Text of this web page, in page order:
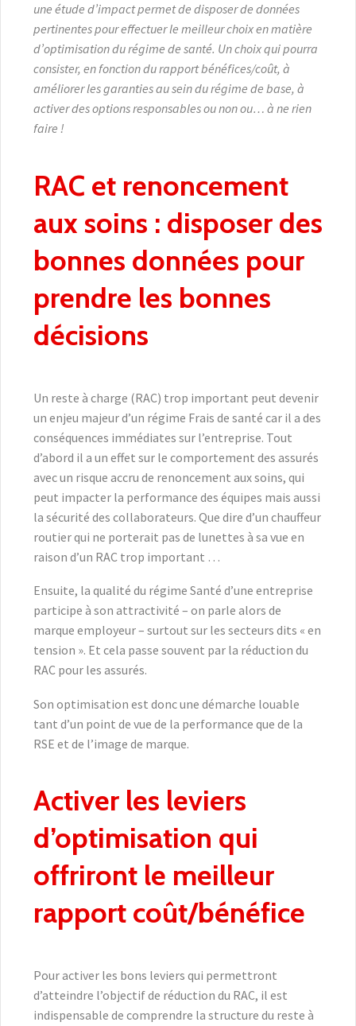
une étude d’impact permet de disposer de données
pertinentes pour effectuer le meilleur choix en matière
d’optimisation du régime de santé. Un choix qui pourra
consister, en fonction du rapport bénéfices/coût, à
améliorer les garanties au sein du régime de base, à
activer des options responsables ou non ou… à ne rien
faire !
RAC et renoncement
aux soins : disposer des
bonnes données pour
prendre les bonnes
décisions
Un reste à charge (RAC) trop important peut devenir
un enjeu majeur d’un régime Frais de santé car il a des
conséquences immédiates sur l’entreprise. Tout
d’abord il a un effet sur le comportement des assurés
avec un risque accru de renoncement aux soins, qui
peut impacter la performance des équipes mais aussi
la sécurité des collaborateurs. Que dire d’un chauffeur
routier qui ne porterait pas de lunettes à sa vue en
raison d’un RAC trop important …
Ensuite, la qualité du régime Santé d’une entreprise
participe à son attractivité – on parle alors de
marque employeur – surtout sur les secteurs dits « en
tension ». Et cela passe souvent par la réduction du
RAC pour les assurés.
Son optimisation est donc une démarche louable
tant d’un point de vue de la performance que de la
RSE et de l’image de marque.
Activer les leviers
d’optimisation qui
offriront le meilleur
rapport coût/bénéfice
Pour activer les bons leviers qui permettront
d’atteindre l’objectif de réduction du RAC, il est
indispensable de comprendre la structure du reste à